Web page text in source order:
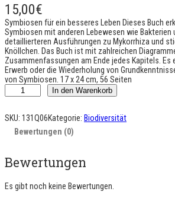
15,00€
Symbiosen für ein besseres Leben Dieses Buch
Symbiosen mit anderen Lebewesen wie Bakterien
detaillierteren Ausführungen zu Mykorrhiza und
Knöllchen. Das Buch ist mit zahlreichen
Zusammenfassungen am Ende jedes Kapitels.
Erwerb oder die Wiederholung von
von Symbiosen. 17 x 24 cm, 56 Seiten
L
e
v
a
x
M
In den Warenkorb
SKU: 131Q06Kategorie: Biodiversität
Bewertungen (0)
Bewertungen
Es gibt noch keine Bewertungen.